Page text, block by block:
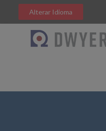
Alterar Idioma